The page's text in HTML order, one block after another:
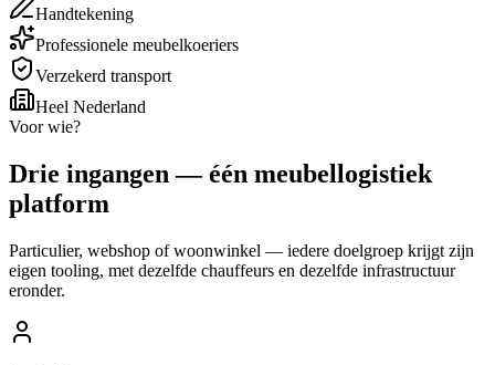
Handtekening
Professionele meubelkoeriers
Verzekerd transport
Heel Nederland
Voor wie?
Drie ingangen — één meubellogistiek
platform
Particulier, webshop of woonwinkel — iedere doelgroep krijgt zijn
eigen tooling, met dezelfde chauffeurs en dezelfde infrastructuur
eronder.